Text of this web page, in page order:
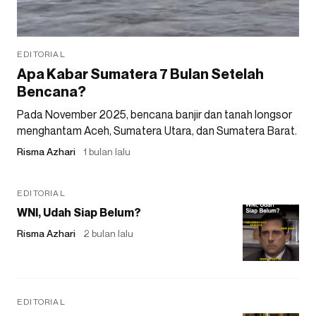
EDITORIAL
Apa Kabar Sumatera 7 Bulan Setelah
Bencana?
Pada November 2025, bencana banjir dan tanah longsor
menghantam Aceh, Sumatera Utara, dan Sumatera Barat.
Risma Azhari 1 bulan lalu
EDITORIAL
WNI, Udah Siap Belum?
Risma Azhari 2 bulan lalu
EDITORIAL